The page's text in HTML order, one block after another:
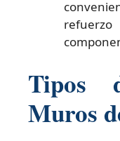
Tipos
Muros